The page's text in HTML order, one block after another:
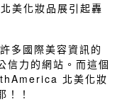
美化妝品展引起轟
多國際美容資訊的
信力的網站。而這個
北美化妝
！！